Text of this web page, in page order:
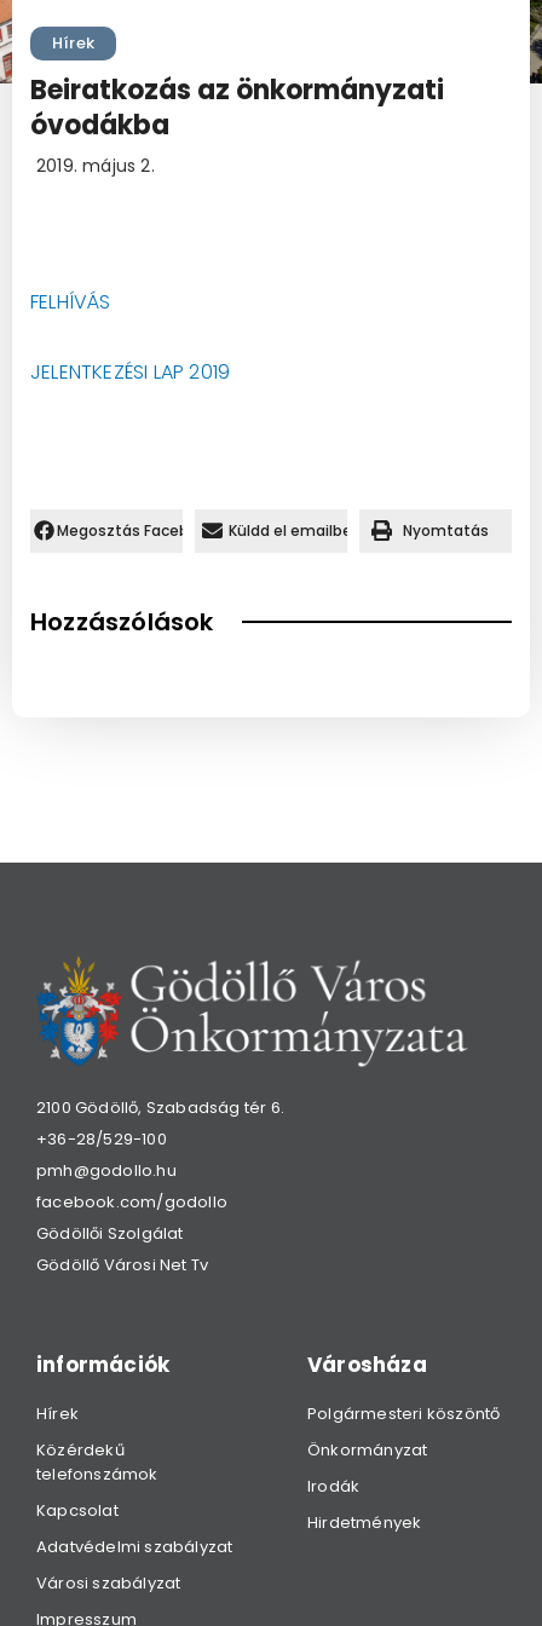
Hírek
Beiratkozás az önkormányzati
óvodákba
2019. május 2.
FELHÍVÁS
JELENTKEZÉSI LAP 2019
Megosztás Facebookon.Küldd el emailben Nyomtatás
Hozzászólások
2100 Gödöllő, Szabadság tér 6.
+36-28/529-100
pmh@godollo.hu
facebook.com/godollo
Gödöllői Szolgálat
Gödöllő Városi Net Tv
információk
Hírek
Közérdekű
telefonszámok
Kapcsolat
Adatvédelmi szabályzat
Városi szabályzat
Impresszum
Városháza
Polgármesteri köszöntő
Önkormányzat
Irodák
Hirdetmények